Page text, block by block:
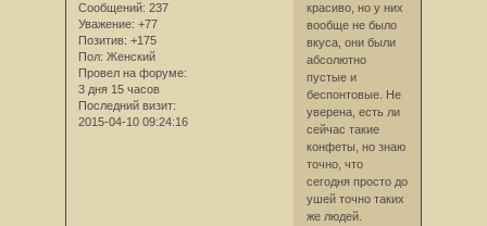
Сообщений: 237
Уважение: +77
Позитив: +175
Пол: Женский
Провел на форуме:
3 дня 15 часов
Последний визит:
2015-04-10 09:24:16
красиво, но у них
вообще не было
вкуса, они были
абсолютно
пустые и
беспонтовые. Не
уверена, есть ли
сейчас такие
конфеты, но знаю
точно, что
сегодня просто до
ушей точно таких
же людей.